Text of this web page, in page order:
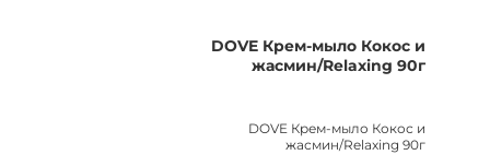
DOVE Крем-мыло Кокос и
жасмин/Relaxing 90г
DOVE Крем-мыло Кокос и
жасмин/Relaxing 90г